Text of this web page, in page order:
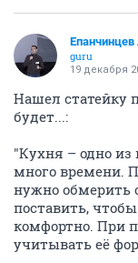
guru
19 декабря
Нашел статейку
будет...:
"Кухня – одно из
много времени.
нужно обмерить
поставить,
комфортно. При
учитывать её